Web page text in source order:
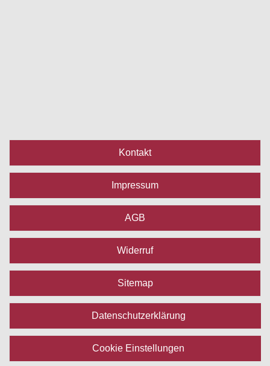
Kontakt
Impressum
AGB
Widerruf
Sitemap
Datenschutzerklärung
Cookie Einstellungen